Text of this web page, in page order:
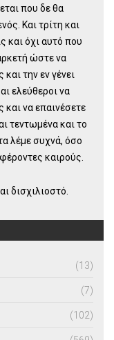
που δε θα
Και τρίτη και
και όχι αυτό που
ώστε να
την εν γένει
ελεύθεροι να
και να επαινέσετε
τεντωμένα και το
λέμε συχνά, όσο
καιρούς.
δισχιλιοστό.
(13)
(7)
(102)